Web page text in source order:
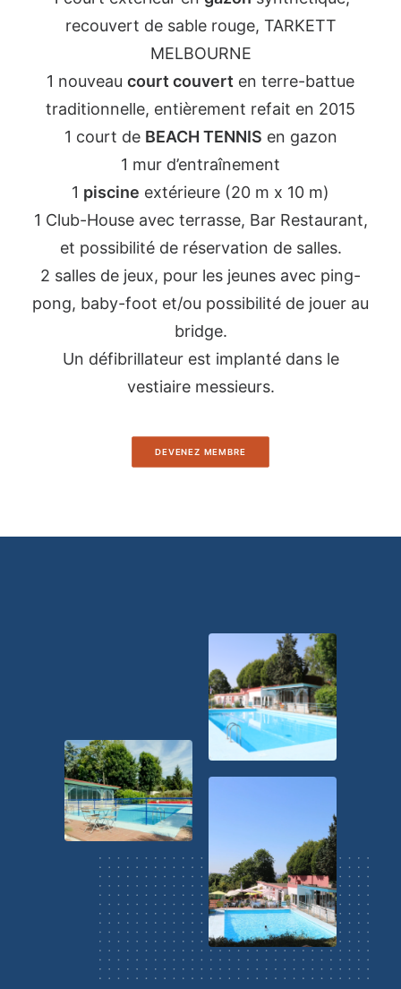
recouvert de sable rouge, TARKETT
MELBOURNE
1 nouveau court couvert en terre-battue
traditionnelle, entièrement refait en 2015
1 court de BEACH TENNIS en gazon
1 mur d’entraînement
1 piscine extérieure (20 m x 10 m)
1 Club-House avec terrasse, Bar Restaurant,
et possibilité de réservation de salles.
2 salles de jeux, pour les jeunes avec ping-
pong, baby-foot et/ou possibilité de jouer au
bridge.
Un défibrillateur est implanté dans le
vestiaire messieurs.
DEVENEZ MEMBRE